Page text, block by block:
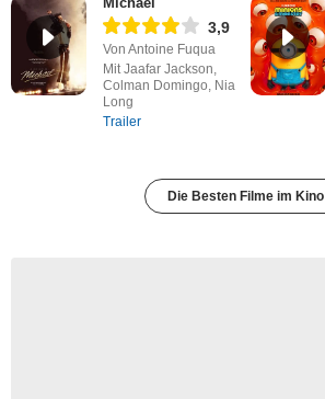
3,9
Von Antoine Fuqua
Mit Jaafar Jackson,
Colman Domingo, Nia
Long
Trailer
Die Besten Filme im Kino